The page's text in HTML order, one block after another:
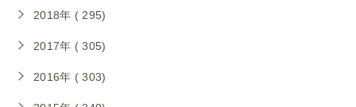
2018年 ( 295)
2017年 ( 305)
2016年 ( 303)